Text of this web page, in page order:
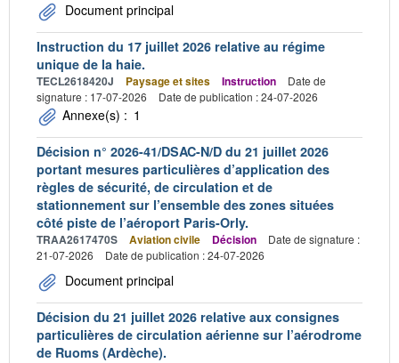
Document principal
Instruction du 17 juillet 2026 relative au régime
unique de la haie.
TECL2618420J Paysage et sites Instruction
Date de
signature : 17-07-2026
Date de publication : 24-07-2026
Annexe(s) : 1
Décision n° 2026-41/DSAC-N/D du 21 juillet 2026
portant mesures particulières d’application des
règles de sécurité, de circulation et de
stationnement sur l’ensemble des zones situées
côté piste de l’aéroport Paris-Orly.
TRAA2617470S Aviation civile Décision
Date de signature :
21-07-2026
Date de publication : 24-07-2026
Document principal
Décision du 21 juillet 2026 relative aux consignes
particulières de circulation aérienne sur l’aérodrome
de Ruoms (Ardèche).